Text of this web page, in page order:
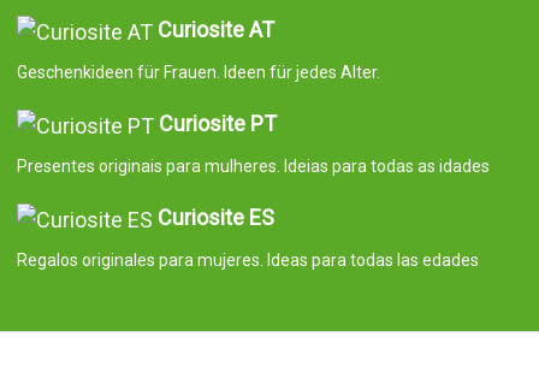
Curiosite AT
Geschenkideen für Frauen. Ideen für jedes Alter.
Curiosite PT
Presentes originais para mulheres. Ideias para todas as idades
Curiosite ES
Regalos originales para mujeres. Ideas para todas las edades